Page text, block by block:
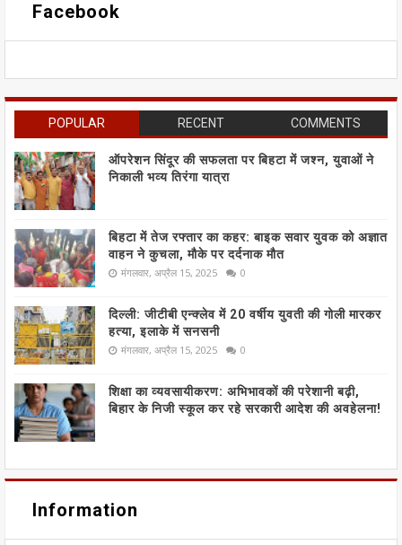
Facebook
POPULAR RECENT COMMENTS
ऑपरेशन सिंदूर की सफलता पर बिहटा में जश्न, युवाओं ने
निकाली भव्य तिरंगा यात्रा
बिहटा में तेज रफ्तार का कहर: बाइक सवार युवक को अज्ञात
वाहन ने कुचला, मौके पर दर्दनाक मौत
मंगलवार, अप्रैल 15, 2025 0
दिल्ली: जीटीबी एन्क्लेव में 20 वर्षीय युवती की गोली मारकर
हत्या, इलाके में सनसनी
मंगलवार, अप्रैल 15, 2025 0
शिक्षा का व्यवसायीकरण: अभिभावकों की परेशानी बढ़ी,
बिहार के निजी स्कूल कर रहे सरकारी आदेश की अवहेलना!
Information